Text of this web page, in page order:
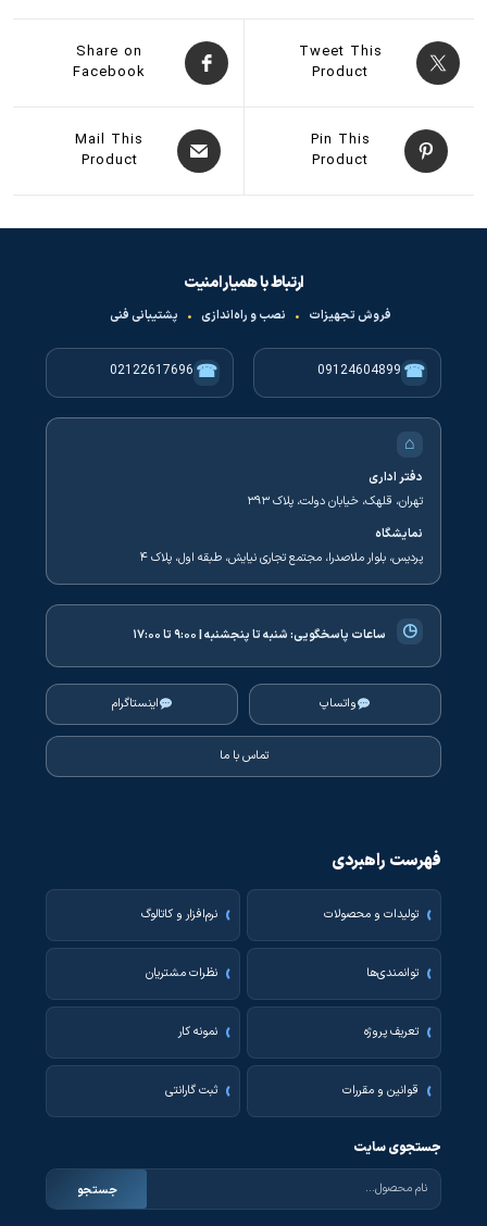
Tweet This
Product
Share on
Facebook
Pin This
Product
Mail This
Product
ارتباط با همیار امنیت
فروش تجهیزات • نصب و راه‌اندازی • پشتیبانی فنی
☎
09124604899
☎
02122617696
⌂
دفتر اداری
تهران، قلهک، خیابان دولت، پلاک ۳۹۳
نمایشگاه
پردیس، بلوار ملاصدرا، مجتمع تجاری نیایش، طبقه اول، پلاک ۴
◷ ساعات پاسخگویی:شنبه تا پنجشنبه | ۹:۰۰ تا ۱۷:۰۰
واتساپ اینستاگرام
تماس با ما
فهرست راهبردی
تولیدات و محصولات نرم‌افزار و کاتالوگ
توانمندی‌ها نظرات مشتریان
تعریف پروژه نمونه کار
قوانین و مقررات ثبت گارانتی
جستجوی سایت
جستجو